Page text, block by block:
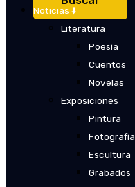
Noticias ⬇️
Literatura
Poesía
Cuentos
Novelas
Exposiciones
Pintura
Fotografía
Escultura
Grabados